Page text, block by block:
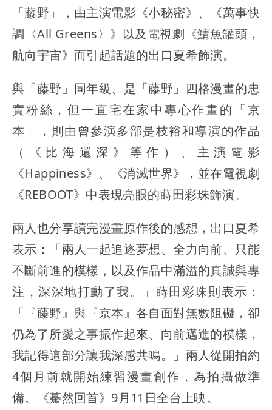
「藤野」，由主演電影《小秘密》、《萬事快
調〈All Greens〉》以及電視劇《鯖魚罐頭，
航向宇宙》而引起話題的出口夏希飾演。
與「藤野」同年級、是「藤野」四格漫畫的忠
實粉絲，但一直宅在家中專心作畫的「京
本」，則由曾參演多部是枝裕和導演的作品
（《比海還深》等作）、主演電影
《Happiness》、《消滅世界》，並在電視劇
《REBOOT》中表現亮眼的蒔田彩珠飾演。
兩人也分享讀完漫畫原作後的感想，出口夏希
表示：「兩人一起追逐夢想、全力向前、只能
不斷前進的模樣，以及作品中滿溢的真誠與專
注，深深地打動了我。」蒔田彩珠則表示：
「『藤野』與『京本』各自面對無數阻礙，卻
仍為了所愛之事振作起來、向前邁進的模樣，
我記得這部分讓我深感共鳴。」兩人從開拍約
4個月前就開始練習漫畫創作，為拍攝做準
備。《驀然回首》9月11日全台上映。